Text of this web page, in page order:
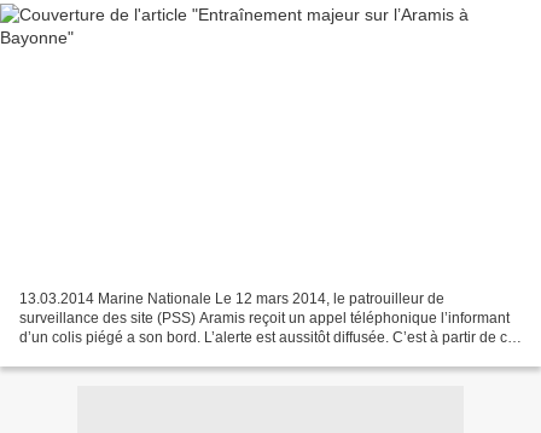
13.03.2014 Marine Nationale Le 12 mars 2014, le patrouilleur de
surveillance des site (PSS) Aramis reçoit un appel téléphonique l’informant
d’un colis piégé a son bord. L’alerte est aussitôt diffusée. C’est à partir de ce